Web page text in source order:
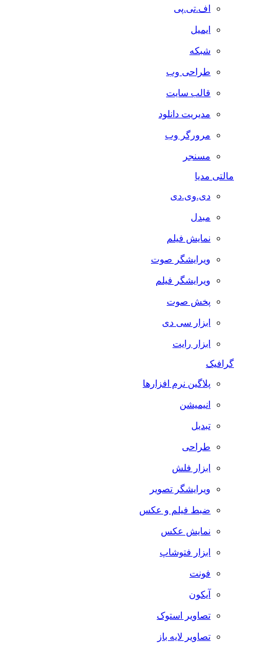
اف.تی.پی
ایمیل
شبکه
طراحی وب
قالب سایت
مدیریت دانلود
مرورگر وب
مسنجر
مالتی مدیا
دی.وی.دی
مبدل
نمایش فیلم
ویرایشگر صوت
ویرایشگر فیلم
پخش صوت
ابزار سی دی
ابزار رایت
گرافیک
پلاگین نرم افزارها
انیمیشن
تبدیل
طراحی
ابزار فلش
ویرایشگر تصویر
ضبط فيلم و عكس
نمایش عکس
ابزار فتوشاپ
فونت
آیکون
تصاویر استوک
تصاویر لایه باز